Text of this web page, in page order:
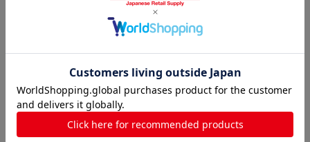
ガス袋 三方袋の人気商品との比較